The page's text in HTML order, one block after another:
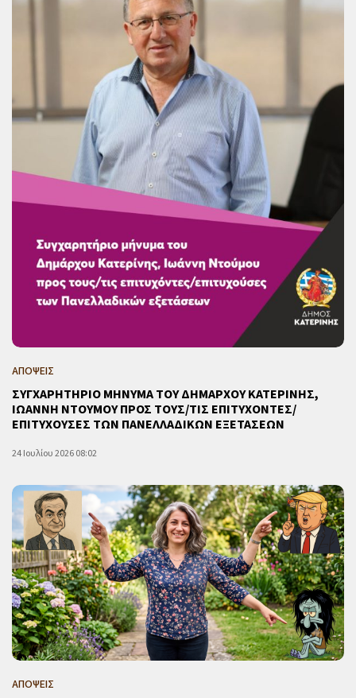
ΑΠΟΨΕΙΣ
ΣΥΓΧΑΡΗΤΗΡΙΟ ΜΗΝΥΜΑ ΤΟΥ ΔΗΜΑΡΧΟΥ ΚΑΤΕΡΙΝΗΣ,
ΙΩΑΝΝΗ ΝΤΟΥΜΟΥ ΠΡΟΣ ΤΟΥΣ/ΤΙΣ ΕΠΙΤΥΧΟΝΤΕΣ/
ΕΠΙΤΥΧΟΥΣΕΣ ΤΩΝ ΠΑΝΕΛΛΑΔΙΚΩΝ ΕΞΕΤΑΣΕΩΝ
24 Ιουλίου 2026 08:02
ΑΠΟΨΕΙΣ